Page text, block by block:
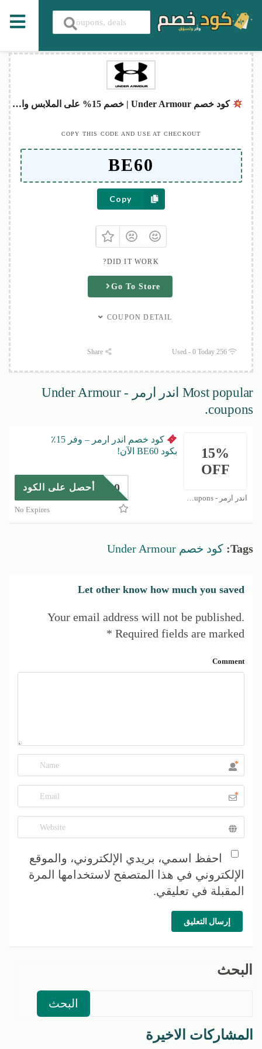
كود خصم Under Armour | خصم 15% على الملابس والأحذية
COPY THIS CODE AND USE AT CHECKOUT
Copy
DID IT WORK?
Go To Store
COUPON DETAIL
256 Used - 0 Today
Share
Most popular اندر ارمر - Under Armour
coupons.
15%
OFF
اندر ارمر - Under Armour Coupons
كود خصم اندر ارمر – وفر 15٪
بكود BE60 الآن!
BE60أحصل على الكود
No Expires
Tags: كود خصم Under Armour
Let other know how much you saved
Your email address will not be published.
Required fields are marked
*
Comment
*
*
احفظ اسمي، بريدي الإلكتروني، والموقع
الإلكتروني في هذا المتصفح لاستخدامها المرة
المقبلة في تعليقي.
إرسال التعليق
البحث
البحث
المشاركات الاخيرة